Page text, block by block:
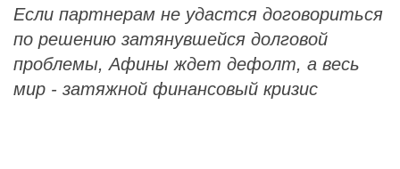
Если партнерам не удастся договориться
по решению затянувшейся долговой
проблемы, Афины ждет дефолт, а весь
мир - затяжной финансовый кризис